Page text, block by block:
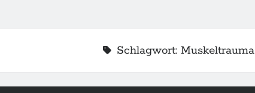
Schlagwort:Muskeltrauma